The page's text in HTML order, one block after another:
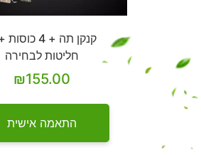
חליטות לבחירה
₪155.00
התאמה אישית